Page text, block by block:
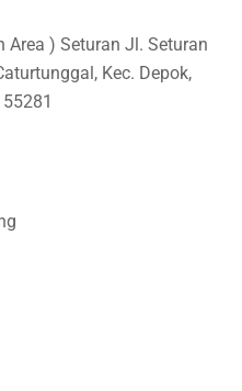
Area ) Seturan Jl. Seturan
Kec. Depok,